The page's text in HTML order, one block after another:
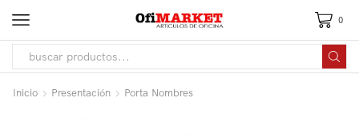
0
Inicio Presentación Porta Nombres